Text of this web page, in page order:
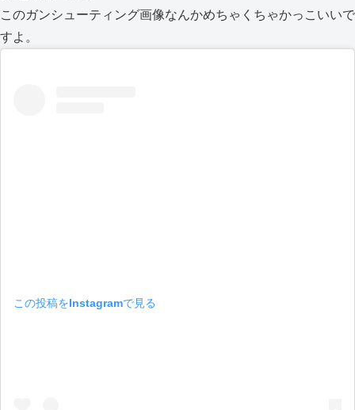
このガンシューティング画像なんかめちゃくちゃかっこいいで
すよ。
この投稿をInstagramで見る